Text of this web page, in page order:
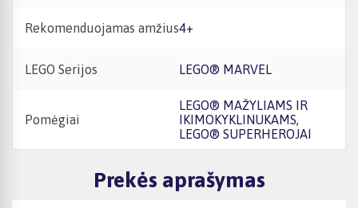
Rekomenduojamas amžius 4+
LEGO Serijos LEGO® MARVEL
Pomėgiai
LEGO® MAŽYLIAMS IR
IKIMOKYKLINUKAMS,
LEGO® SUPERHEROJAI
Prekės aprašymas